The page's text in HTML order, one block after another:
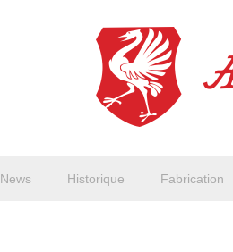
News Historique Fabrication